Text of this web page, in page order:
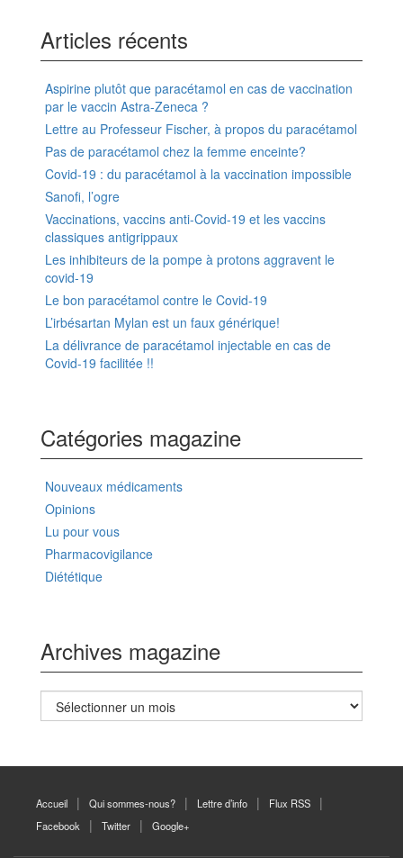
Articles récents
Aspirine plutôt que paracétamol en cas de vaccination
par le vaccin Astra-Zeneca ?
Lettre au Professeur Fischer, à propos du paracétamol
Pas de paracétamol chez la femme enceinte?
Covid-19 : du paracétamol à la vaccination impossible
Sanofi, l’ogre
Vaccinations, vaccins anti-Covid-19 et les vaccins
classiques antigrippaux
Les inhibiteurs de la pompe à protons aggravent le
covid-19
Le bon paracétamol contre le Covid-19
L’irbésartan Mylan est un faux générique!
La délivrance de paracétamol injectable en cas de
Covid-19 facilitée !!
Catégories magazine
Nouveaux médicaments
Opinions
Lu pour vous
Pharmacovigilance
Diététique
Archives magazine
Archives
magazine
Accueil Qui sommes-nous? Lettre d’info
Flux RSS
Facebook
Twitter Google+